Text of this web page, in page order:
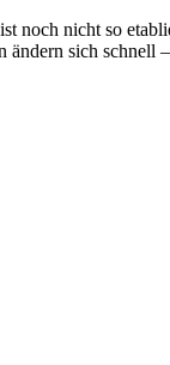
nicht so
sich schnell